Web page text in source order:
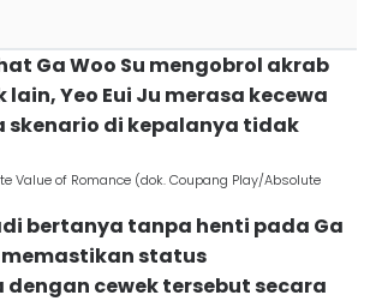
Ga Woo Su mengobrol akrab
lain, Yeo Eui Ju merasa kecewa
skenario di kepalanya tidak
Value of Romance (dok. Coupang Play/Absolute
bertanya tanpa henti pada Ga
memastikan status
cewek tersebut secara